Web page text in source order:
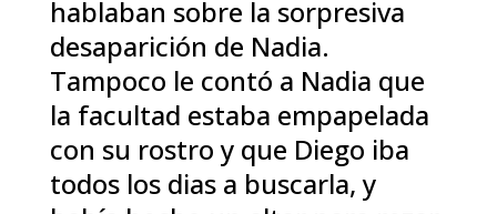
hablaban sobre la sorpresiva
desaparición de Nadia.
Tampoco le contó a Nadia que
la facultad estaba empapelada
con su rostro y que Diego iba
todos los dias a buscarla, y